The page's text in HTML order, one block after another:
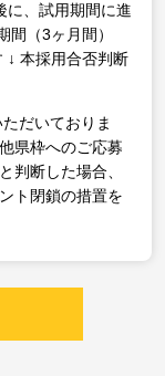
、試用期間に進
間（3ヶ月間）
↓ 本採用合否判断
だいておりま
県枠へのご応募
判断した場合、
ト閉鎖の措置を